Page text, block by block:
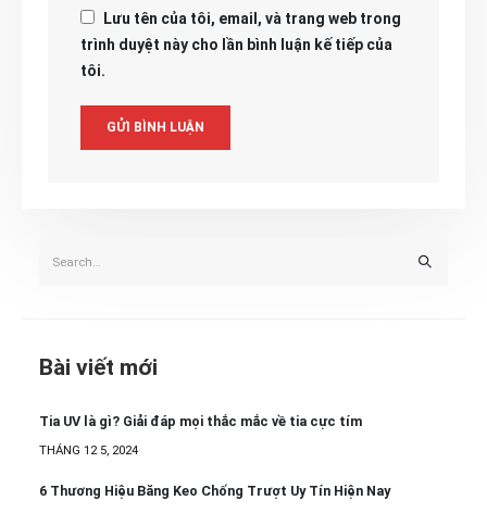
Lưu tên của tôi, email, và trang web trong
trình duyệt này cho lần bình luận kế tiếp của
tôi.
Bài viết mới
Tia UV là gì? Giải đáp mọi thắc mắc về tia cực tím
THÁNG 12 5, 2024
6 Thương Hiệu Băng Keo Chống Trượt Uy Tín Hiện Nay